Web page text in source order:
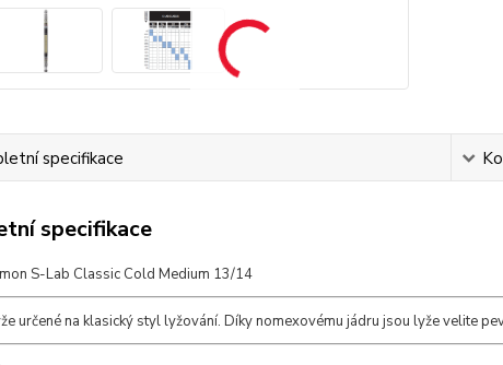
specifikace
specifikace
S-Lab Classic Cold Medium 13/14
určené na klasický styl lyžování. Díky nomexovému jádru jsou lyže velite